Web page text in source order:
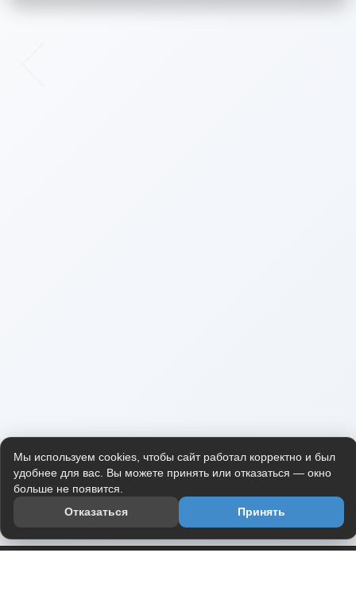
Мы используем cookies, чтобы сайт работал корректно и был
удобнее для вас. Вы можете принять или отказаться — окно
больше не появится.
Отказаться
Принять